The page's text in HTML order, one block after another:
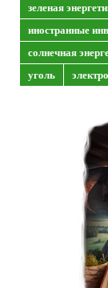
зеленая
иностранные
солнечная
уголь